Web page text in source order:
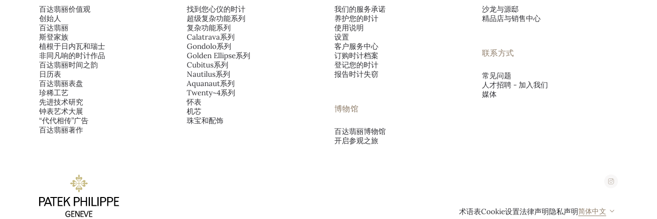
百达翡丽价值观
创始人
百达翡丽
斯登家族
植根于日内瓦和瑞士
非同凡响的时计作品
百达翡丽时间之韵
日历表
百达翡丽表盘
珍稀工艺
先进技术研究
钟表艺术大展
“代代相传”广告
百达翡丽著作
找到您心仪的时计
超级复杂功能系列
复杂功能系列
Calatrava系列
Gondolo系列
Golden Ellipse系列
Cubitus系列
Nautilus系列
Aquanaut系列
Twenty~4系列
怀表
机芯
珠宝和配饰
我们的服务承诺
养护您的时计
使用说明
设置
客户服务中心
订购时计档案
登记您的时计
报告时计失窃
博物馆
百达翡丽博物馆
开启参观之旅
沙龙与源邸
精品店与销售中心
联系方式
常见问题
人才招聘 - 加入我们
媒体
简体中文
术语表Cookie设置法律声明隐私声明